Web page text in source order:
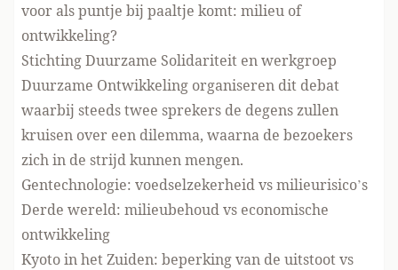
voor als puntje bij paaltje komt: milieu of
ontwikkeling?
Stichting Duurzame Solidariteit en werkgroep
Duurzame Ontwikkeling organiseren dit debat
waarbij steeds twee sprekers de degens zullen
kruisen over een dilemma, waarna de bezoekers
zich in de strijd kunnen mengen.
Gentechnologie: voedselzekerheid vs milieurisico’s
Derde wereld: milieubehoud vs economische
ontwikkeling
Kyoto in het Zuiden: beperking van de uitstoot vs